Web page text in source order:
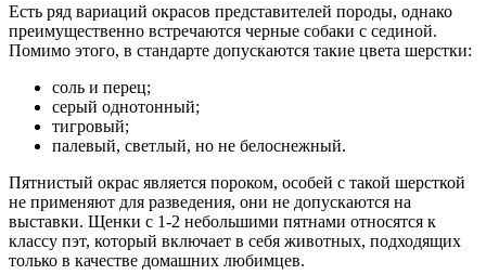
Есть ряд вариаций окрасов представителей породы, однако
преимущественно встречаются черные собаки с сединой.
Помимо этого, в стандарте допускаются такие цвета шерстки:
соль и перец;
серый однотонный;
тигровый;
палевый, светлый, но не белоснежный.
Пятнистый окрас является пороком, особей с такой шерсткой
не применяют для разведения, они не допускаются на
выставки. Щенки с 1-2 небольшими пятнами относятся к
классу пэт, который включает в себя животных, подходящих
только в качестве домашних любимцев.